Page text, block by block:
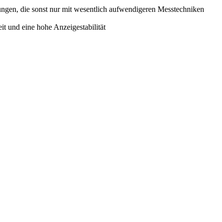
die sonst nur mit wesentlich aufwendigeren Messtechniken
und eine hohe Anzeigestabilität